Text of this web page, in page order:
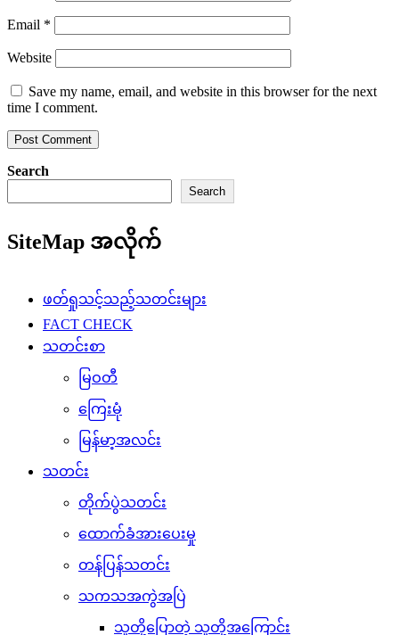
Email *
Website
Save my name, email, and website in this browser for the next
time I comment.
Search
Search
SiteMap အလိုက်
ဖတ်ရှုသင့်သည့်သတင်းများ
FACT CHECK
သတင်းစာ
မြဝတီ
ကြေးမုံ
မြန်မာ့အလင်း
သတင်း
တိုက်ပွဲသတင်း
ထောက်ခံအားပေးမှု
တန်ပြန်သတင်း
သကသအကွဲအပြဲ
သူတို့ပြောတဲ့ သူတို့အကြောင်း